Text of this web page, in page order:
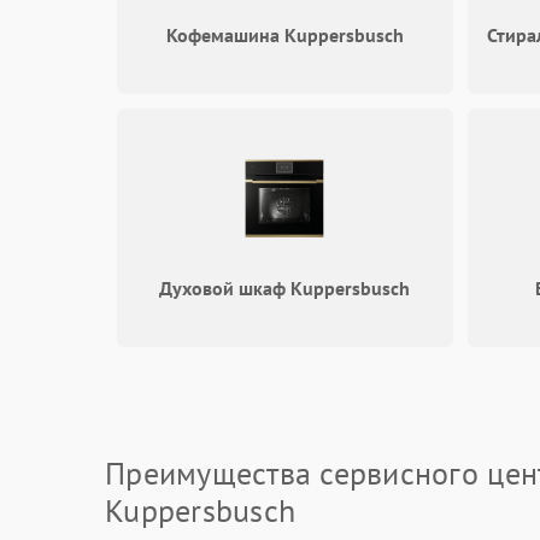
Кофемашина Kuppersbusch
Духовой шкаф Kuppersbusch
Преимущества сервисного
Kuppersbusch